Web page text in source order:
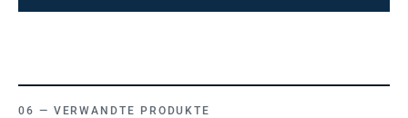
VERWANDTE PRODUKTE